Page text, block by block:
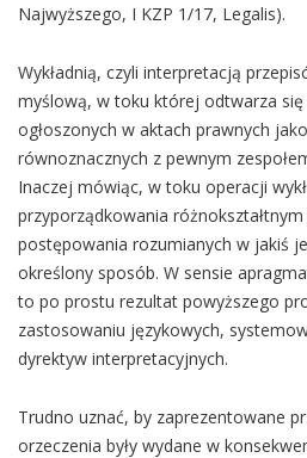
Najwyższego, I KZP 1/17, Legalis).
Wykładnią, czyli interpretacją
myślową, w toku której odtwarza
ogłoszonych w aktach prawnych
równoznacznych z pewnym
Inaczej mówiąc, w toku operacji
przyporządkowania
postępowania rozumianych w jakiś
określony sposób. W sensie
to po prostu rezultat powyższego
zastosowaniu językowych,
dyrektyw interpretacyjnych.
Trudno uznać, by zaprezentowane
orzeczenia były wydane w